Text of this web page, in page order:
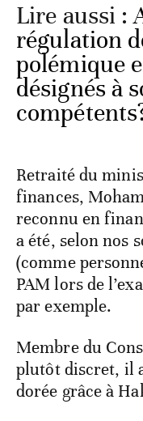
Lire aussi :
régulation
polémique
désignés à
Retraité du
finances,
reconnu en
a été, selon nos
(comme
PAM lors de
par exemple.
Membre du
plutôt discret, il
dorée grâce à